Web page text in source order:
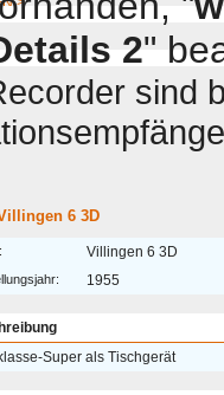
2"
sind
6 3D
Villingen 6 3D
1955
Super als Tischgerät